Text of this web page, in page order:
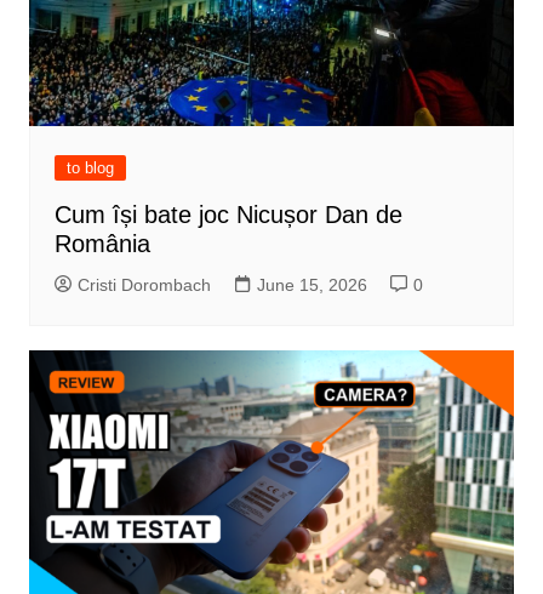
to blog
Cum își bate joc Nicușor Dan de
România
Cristi Dorombach June 15, 2026 0